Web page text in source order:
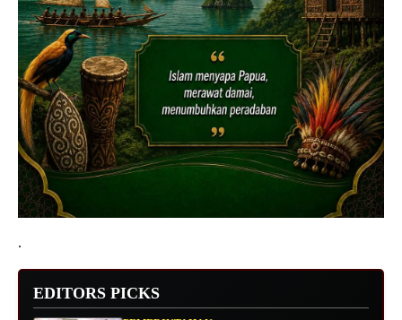
.
EDITORS PICKS